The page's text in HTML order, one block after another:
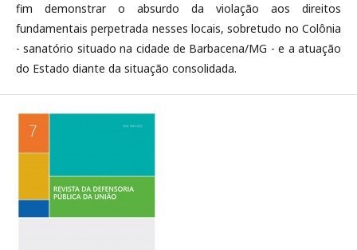
fim demonstrar o absurdo da violação aos direitos
fundamentais perpetrada nesses locais, sobretudo no Colônia
- sanatório situado na cidade de Barbacena/MG - e a atuação
do Estado diante da situação consolidada.